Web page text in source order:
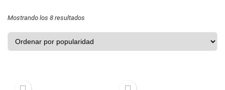
Mostrando los 8 resultados
por
popularidad